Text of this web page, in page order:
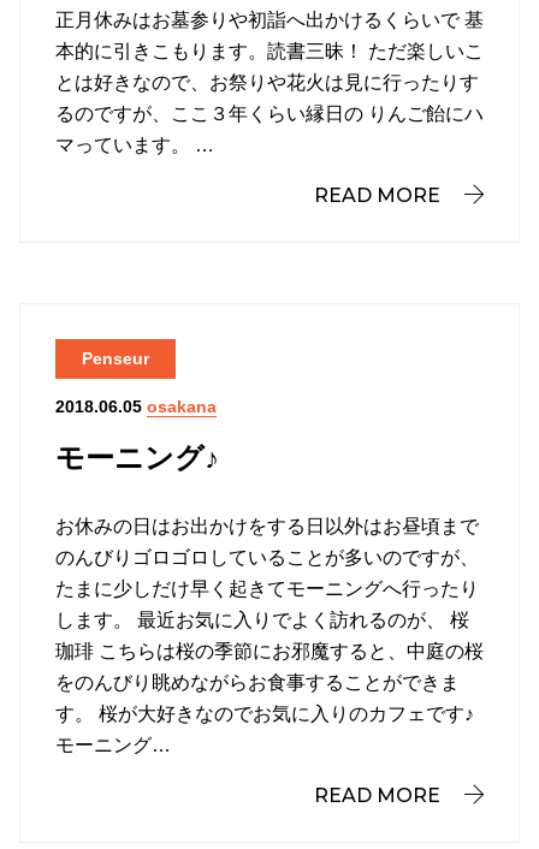
正月休みはお墓参りや初詣へ出かけるくらいで 基
本的に引きこもります。読書三昧！ ただ楽しいこ
とは好きなので、お祭りや花火は見に行ったりす
るのですが、ここ３年くらい縁日の りんご飴にハ
マっています。 …
READ MORE
モーニング♪
Penseur
2018.06.05 osakana
お休みの日はお出かけをする日以外はお昼頃まで
のんびりゴロゴロしていることが多いのですが、
たまに少しだけ早く起きてモーニングへ行ったり
します。 最近お気に入りでよく訪れるのが、 桜
珈琲 こちらは桜の季節にお邪魔すると、中庭の桜
をのんびり眺めながらお食事することができま
す。 桜が大好きなのでお気に入りのカフェです♪
モーニング…
READ MORE